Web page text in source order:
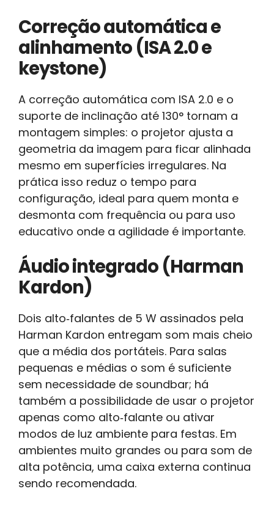
Correção automática e
alinhamento (ISA 2.0 e
keystone)
A correção automática com ISA 2.0 e o
suporte de inclinação até 130° tornam a
montagem simples: o projetor ajusta a
geometria da imagem para ficar alinhada
mesmo em superfícies irregulares. Na
prática isso reduz o tempo para
configuração, ideal para quem monta e
desmonta com frequência ou para uso
educativo onde a agilidade é importante.
Áudio integrado (Harman
Kardon)
Dois alto‑falantes de 5 W assinados pela
Harman Kardon entregam som mais cheio
que a média dos portáteis. Para salas
pequenas e médias o som é suficiente
sem necessidade de soundbar; há
também a possibilidade de usar o projetor
apenas como alto‑falante ou ativar
modos de luz ambiente para festas. Em
ambientes muito grandes ou para som de
alta potência, uma caixa externa continua
sendo recomendada.